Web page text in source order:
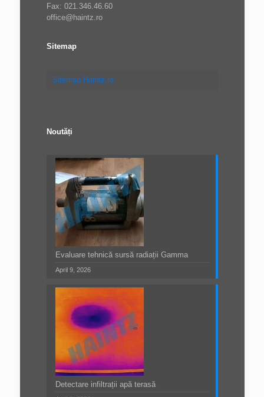
Fax: 021.346.46.60
office@haintz.ro
Sitemap
Sitemap Haintz.ro
Noutăți
Evaluare tehnică sursă radiații Gamma
April 9, 2026
Detectare infiltrații apă terasă